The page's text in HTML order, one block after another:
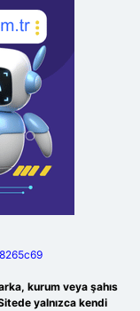
kurum veya şahıs
yalnızca kendi